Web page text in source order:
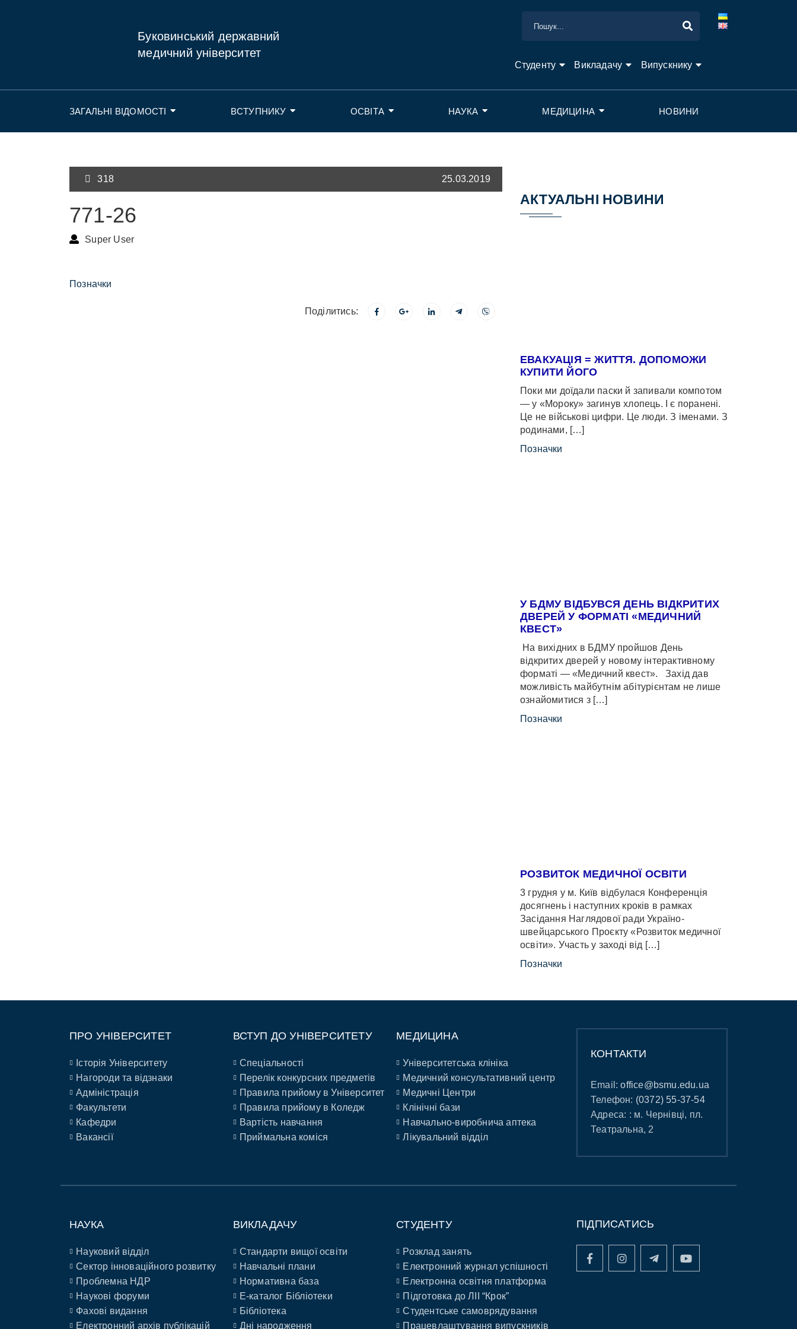
Буковинський державний
медичний університет
Студенту Викладачу Випускнику
ЗАГАЛЬНІ ВІДОМОСТІ ВСТУПНИКУ ОСВІТА НАУКА МЕДИЦИНА НОВИНИ
318 25.03.2019
771-26
Super User
Позначки
Поділитись:
АКТУАЛЬНІ НОВИНИ
ЕВАКУАЦІЯ = ЖИТТЯ. ДОПОМОЖИ
КУПИТИ ЙОГО
Поки ми доїдали паски й запивали компотом
— у «Мороку» загинув хлопець. І є поранені.
Це не військові цифри. Це люди. З іменами. З
родинами, […]
Позначки
У БДМУ ВІДБУВСЯ ДЕНЬ ВІДКРИТИХ
ДВЕРЕЙ У ФОРМАТІ «МЕДИЧНИЙ
КВЕСТ»
На вихідних в БДМУ пройшов День
відкритих дверей у новому інтерактивному
форматі — «Медичний квест». Захід дав
можливість майбутнім абітурієнтам не лише
ознайомитися з […]
Позначки
РОЗВИТОК МЕДИЧНОЇ ОСВІТИ
3 грудня у м. Київ відбулася Конференція
досягнень і наступних кроків в рамках
Засідання Наглядової ради Україно-
швейцарського Проєкту «Розвиток медичної
освіти». Участь у заході від […]
Позначки
ПРО УНІВЕРСИТЕТ
Історія Університету
Нагороди та відзнаки
Адміністрація
Факультети
Кафедри
Вакансії
ВСТУП ДО УНІВЕРСИТЕТУ
Спеціальності
Перелік конкурсних предметів
Правила прийому в Університет
Правила прийому в Коледж
Вартість навчання
Приймальна коміся
МЕДИЦИНА
Університетська клініка
Медичний консультативний центр
Медичні Центри
Клінічні бази
Навчально-виробнича аптека
Лікувальний відділ
КОНТАКТИ
Email:office@bsmu.edu.ua
Телефон: (0372) 55-37-54
Адреса: : м. Чернівці, пл.
Театральна, 2
НАУКА
Науковий відділ
Сектор інноваційного розвитку
Проблемна НДР
Наукові форуми
Фахові видання
Електронний архів публікацій
ВИКЛАДАЧУ
Стандарти вищої освіти
Навчальні плани
Нормативна база
E-каталог Бібліотеки
Бібліотека
Дні народження
СТУДЕНТУ
Розклад занять
Електронний журнал успішності
Електронна освітня платформа
Підготовка до ЛІІ “Крок”
Студентське самоврядування
Працевлаштування випускників
ПІДПИСАТИСЬ